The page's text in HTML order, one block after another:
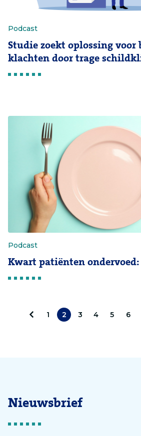
Podcast
Studie zoekt oplossing voor
klachten door trage
Podcast
Kwart patiënten ondervoed:
g
e
1 2 3 4 5 6
Nieuwsbrief